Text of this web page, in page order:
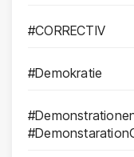
#CORRECTIV
#Demokratie